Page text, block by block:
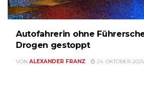
Autofahrerin ohne
Drogen gestoppt
VON ALEXANDER FRANZ 24. OKTOBER 2025